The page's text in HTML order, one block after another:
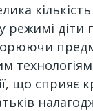
режимі діти
що сприяє